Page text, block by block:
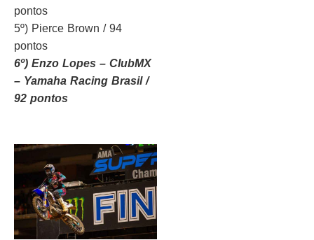
pontos
5º) Pierce Brown / 94
pontos
6º) Enzo Lopes – ClubMX
– Yamaha Racing Brasil /
92 pontos